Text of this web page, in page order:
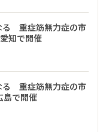
る 重症筋無力症の市
知で開催
る 重症筋無力症の市
島で開催